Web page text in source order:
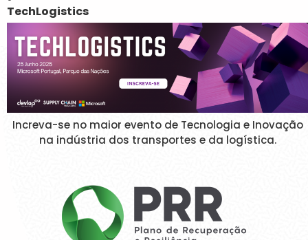
TechLogistics
Increva-se no maior evento de Tecnologia e Inovação
na indústria dos transportes e da logística.